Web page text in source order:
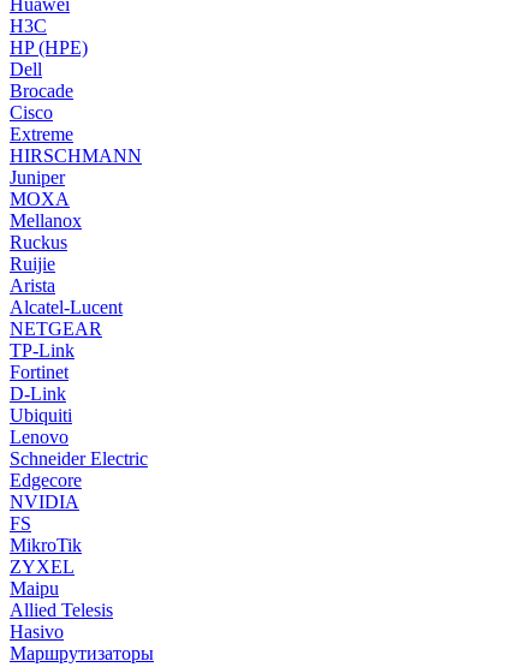
Huawei
H3C
HP (HPE)
Dell
Brocade
Cisco
Extreme
HIRSCHMANN
Juniper
MOXA
Mellanox
Ruckus
Ruijie
Arista
Alcatel-Lucent
NETGEAR
TP-Link
Fortinet
D-Link
Ubiquiti
Lenovo
Schneider Electric
Edgecore
NVIDIA
FS
MikroTik
ZYXEL
Maipu
Allied Telesis
Hasivo
Маршрутизаторы